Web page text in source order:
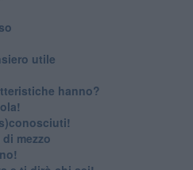
utile
hanno?
mezzo